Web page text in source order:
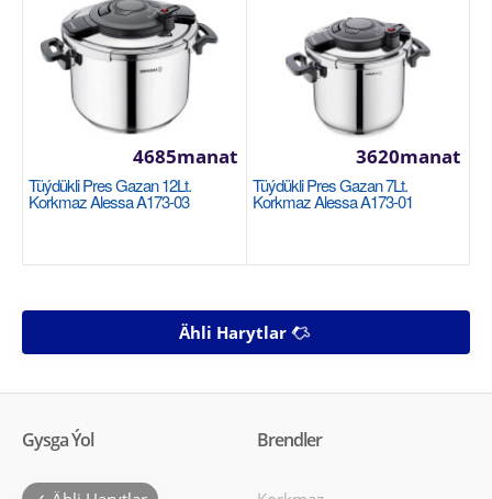
Tüýdükli Pres Gazan 12Lt.
Korkmaz Alessa A173-03
4685manat
Tüýdükli Pres Gazan 7Lt.
Korkmaz Alessa A173-01
3620manat
Ähli Harytlar
Gysga Ýol Brendler